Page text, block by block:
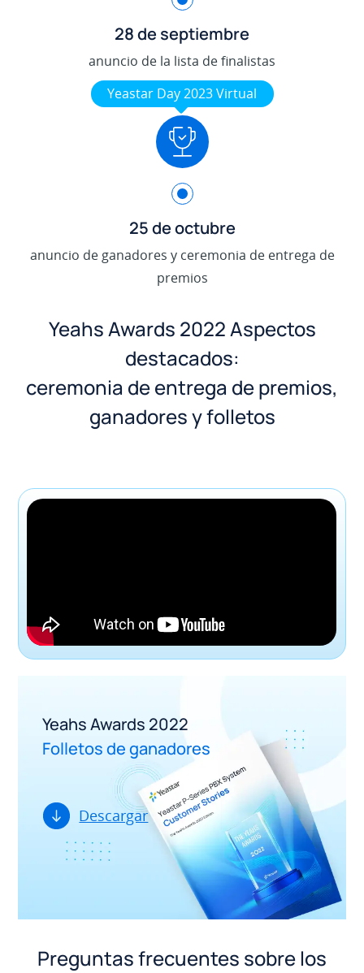
28 de septiembre
anuncio de la lista de finalistas
Yeastar Day 2023 Virtual
25 de octubre
anuncio de ganadores y ceremonia de entrega de
premios
Yeahs Awards 2022 Aspectos
destacados:
ceremonia de entrega de premios,
ganadores y folletos
Yeahs Awards 2022
Folletos de ganadores
Descargar
Preguntas frecuentes sobre los